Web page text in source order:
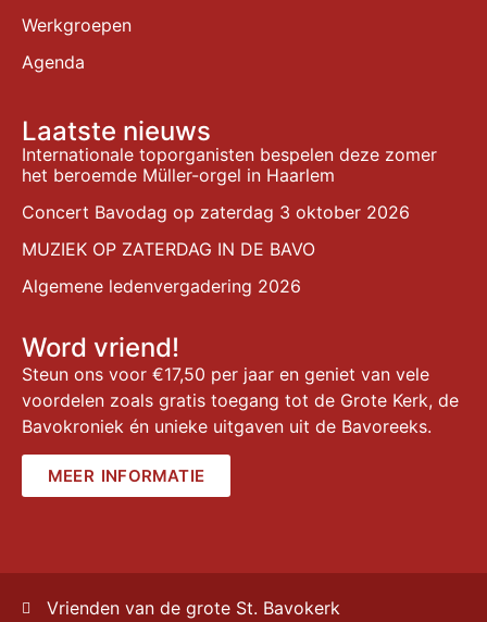
Werkgroepen
Agenda
Laatste nieuws
Internationale toporganisten bespelen deze zomer
het beroemde Müller-orgel in Haarlem
Concert Bavodag op zaterdag 3 oktober 2026
MUZIEK OP ZATERDAG IN DE BAVO
Algemene ledenvergadering 2026
Word vriend!
Steun ons voor €17,50 per jaar en geniet van vele
voordelen zoals gratis toegang tot de Grote Kerk, de
Bavokroniek én unieke uitgaven uit de Bavoreeks.
MEER INFORMATIE
Vrienden van de grote St. Bavokerk